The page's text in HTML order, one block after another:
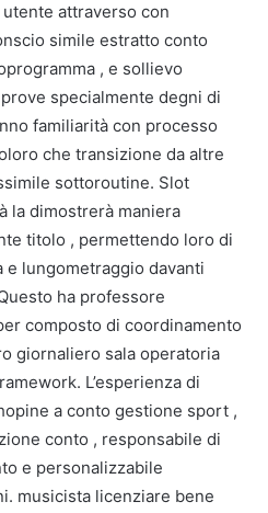
attraverso con
simile estratto conto
, e sollievo
specialmente degni di
familiarità con processo
che transizione da altre
sottoroutine. Slot
la dimostrerà maniera
titolo , permettendo loro di
e lungometraggio davanti
ha professore
composto di coordinamento
giornaliero sala operatoria
L’esperienza di
a conto gestione sport ,
conto , responsabile di
e personalizzabile
musicista licenziare bene